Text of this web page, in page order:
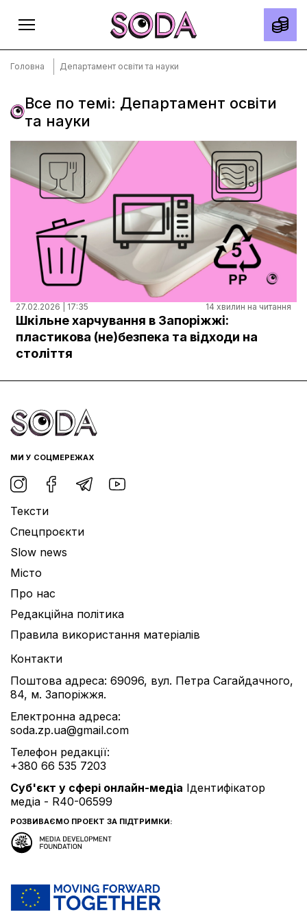
Головна
Спецпроєкти
Slow news
Про нас
Редакційна політика
Правила використання матеріалів
Документи
Головна Департамент освіти та науки
Все по темі: Департамент освіти
та науки
27.02.2026 | 17:35 14 хвилин на читання
Шкільне харчування в Запоріжжі:
пластикова (не)безпека та відходи на
століття
МИ У СОЦМЕРЕЖАХ
Тексти
Спецпроєкти
Slow news
Місто
Про нас
Редакційна політика
Правила використання матеріалів
Контакти
Поштова адреса: 69096, вул. Петра Сагайдачного,
84, м. Запоріжжя.
Електронна адреса:
soda.zp.ua@gmail.com
Телефон редакції:
+380 66 535 7203
Cуб'єкт у сфері онлайн-медіа Ідентифікатор
медіа - R40-06599
РОЗВИВАЄМО ПРОЕКТ ЗА ПІДТРИМКИ: